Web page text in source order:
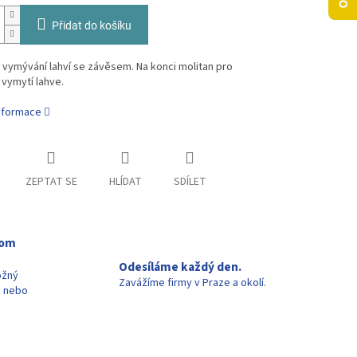
Přidat do košíku
lahví se závěsem. Na konci molitan pro
lahve.
ZEPTAT SE HLÍDAT SDÍLET
Odesíláme každý den.
Zavážíme firmy v Praze a okolí.